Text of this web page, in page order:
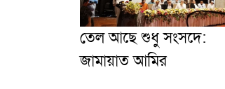
তেল আছে শুধু সংসদে:
জামায়াত আমির